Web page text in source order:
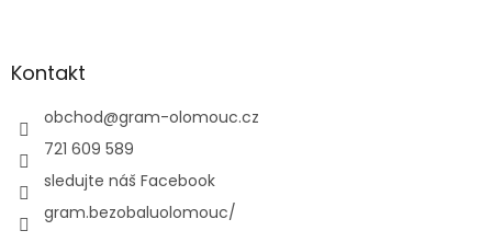
aKontakt
obchod@gram-olomouc.cz
721 609 589
sledujte náš Facebook
gram.bezobaluolomouc/